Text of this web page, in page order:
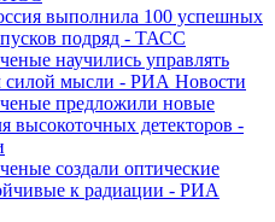
выполнила 100 успешных
подряд - ТАСС
научились управлять
силой мысли - РИА Новости
предложили новые
высокоточных детекторов -
создали оптические
к радиации - РИА